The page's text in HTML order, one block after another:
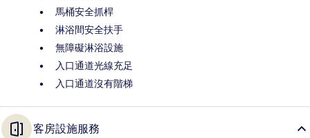
馬桶安全抓桿
淋浴間安全扶手
無障礙淋浴設施
入口通道光線充足
入口通道沒有階梯
客房設施服務